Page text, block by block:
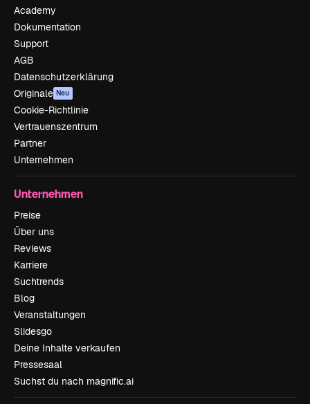
Academy
Dokumentation
Support
AGB
Datenschutzerklärung
Originale Neu
Cookie-Richtlinie
Vertrauenszentrum
Partner
Unternehmen
Unternehmen
Preise
Über uns
Reviews
Karriere
Suchtrends
Blog
Veranstaltungen
Slidesgo
Deine Inhalte verkaufen
Pressesaal
Suchst du nach magnific.ai